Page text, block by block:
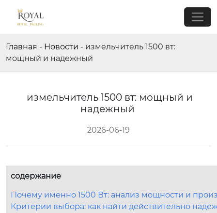
Главная - Новости - измельчитель 1500 вт:
мощный и надежный
измельчитель 1500 вт: мощный и
надежный
2026-06-19
содержание
Почему именно 1500 Вт: анализ мощности и
Критерии выбора: как найти действительно